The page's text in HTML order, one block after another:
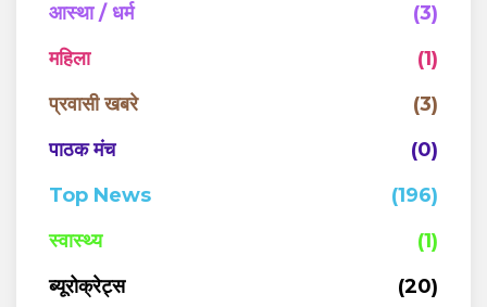
आस्था / धर्म
(3)
महिला
(1)
प्रवासी खबरे
(3)
पाठक मंच
(0)
Top News
(196)
स्वास्थ्य
(1)
ब्यूरोक्रेट्स
(20)